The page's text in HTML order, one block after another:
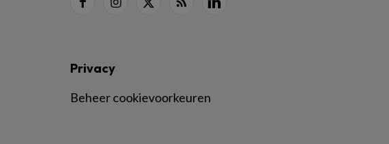
Privacy
Beheer cookievoorkeuren